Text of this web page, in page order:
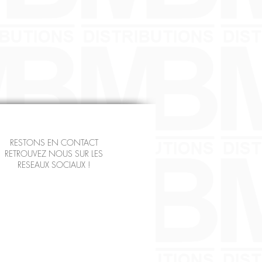
RESTONS EN CONTACT
RETROUVEZ NOUS SUR LES
RESEAUX SOCIAUX !